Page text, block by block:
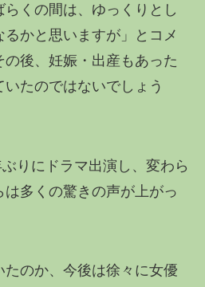
くの間は、ゆっくりとし
かと思いますが」とコメ
後、妊娠・出産もあった
たのではないでしょう
りにドラマ出演し、変わら
多くの驚きの声が上がっ
のか、今後は徐々に女優